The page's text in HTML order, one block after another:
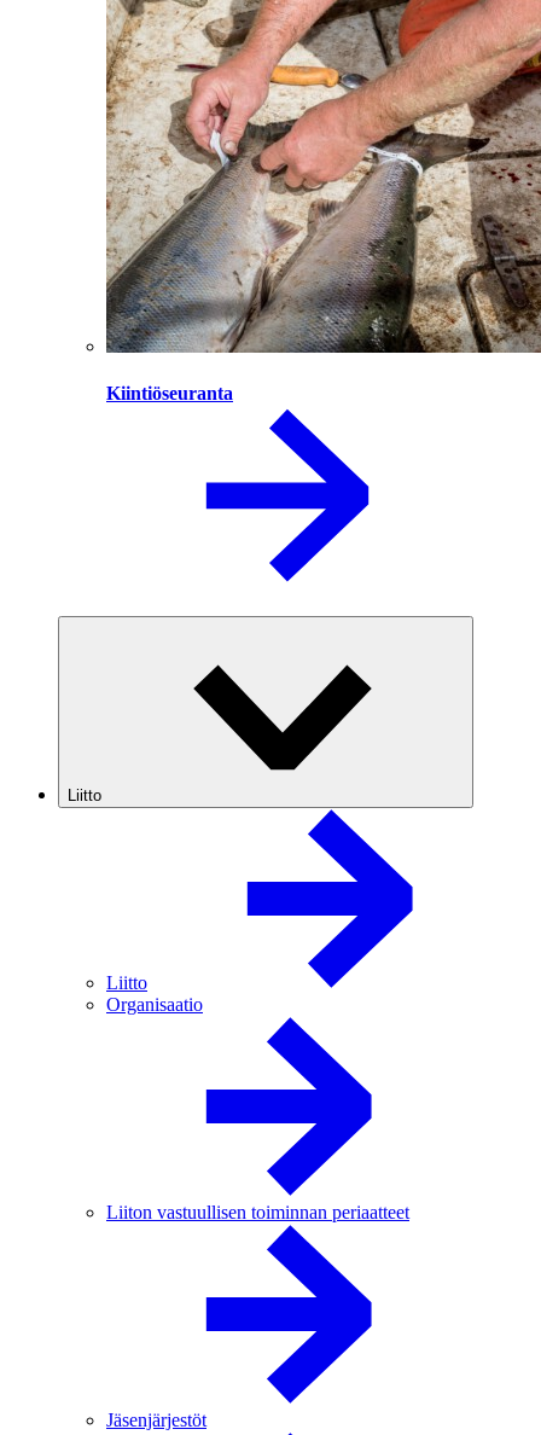
Kiintiöseuranta
Liitto
Liitto
Organisaatio
Liiton vastuullisen toiminnan periaatteet
Jäsenjärjestöt